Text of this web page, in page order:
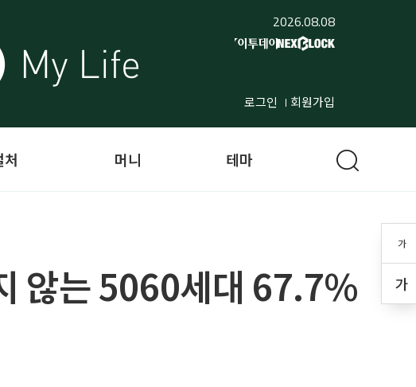
2026.08.08
로그인 회원가입
가
가
처 머니 테마
않는 5060세대 67.7%